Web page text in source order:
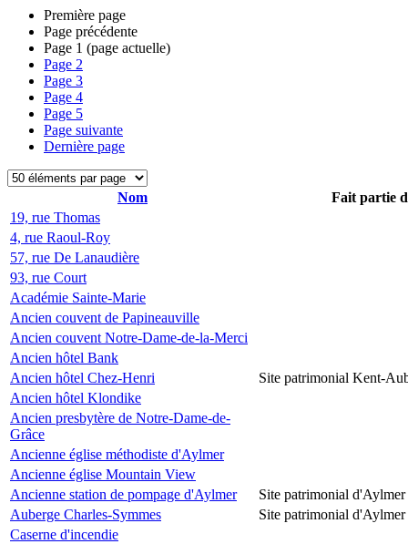
Première page
Page précédente
Page 1 (page actuelle)
Page 2
Page 3
Page 4
Page 5
Page suivante
Dernière page
Nom
Fait partie
19, rue Thomas
4, rue Raoul-Roy
57, rue De Lanaudière
93, rue Court
Académie Sainte-Marie
Ancien couvent de Papineauville
Ancien couvent Notre-Dame-de-la-Merci
Ancien hôtel Bank
Ancien hôtel Chez-Henri
Site patrimonial Kent-
Ancien hôtel Klondike
Ancien presbytère de Notre-Dame-de-
Grâce
Ancienne église méthodiste d'Aylmer
Ancienne église Mountain View
Ancienne station de pompage d'Aylmer
Site patrimonial d'Aylmer
Auberge Charles-Symmes
Site patrimonial d'Aylmer
Caserne d'incendie